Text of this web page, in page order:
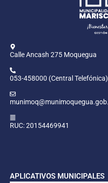
Calle Ancash 275 Moquegua
053-458000 (Central Telefónica)
RUC: 20154469941
APLICATIVOS MUNICIPALES